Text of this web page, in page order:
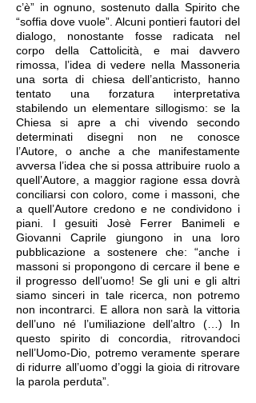
c’è” in ognuno, sostenuto dalla Spirito che
“soffia dove vuole”. Alcuni pontieri fautori del
dialogo, nonostante fosse radicata nel
corpo della Cattolicità, e mai davvero
rimossa, l’idea di vedere nella Massoneria
una sorta di chiesa dell’anticristo, hanno
tentato una forzatura interpretativa
stabilendo un elementare sillogismo: se la
Chiesa si apre a chi vivendo secondo
determinati disegni non ne conosce
l’Autore, o anche a che manifestamente
avversa l’idea che si possa attribuire ruolo a
quell’Autore, a maggior ragione essa dovrà
conciliarsi con coloro, come i massoni, che
a quell’Autore credono e ne condividono i
piani. I gesuiti Josè Ferrer Banimeli e
Giovanni Caprile giungono in una loro
pubblicazione a sostenere che: “anche i
massoni si propongono di cercare il bene e
il progresso dell’uomo! Se gli uni e gli altri
siamo sinceri in tale ricerca, non potremo
non incontrarci. E allora non sarà la vittoria
dell’uno né l’umiliazione dell’altro (…) In
questo spirito di concordia, ritrovandoci
nell’Uomo-Dio, potremo veramente sperare
di ridurre all’uomo d’oggi la gioia di ritrovare
la parola perduta”.